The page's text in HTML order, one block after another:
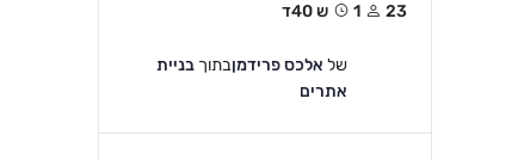
23 1ש 40ד
של אלכס פרידמןבתוך בניית
אתרים